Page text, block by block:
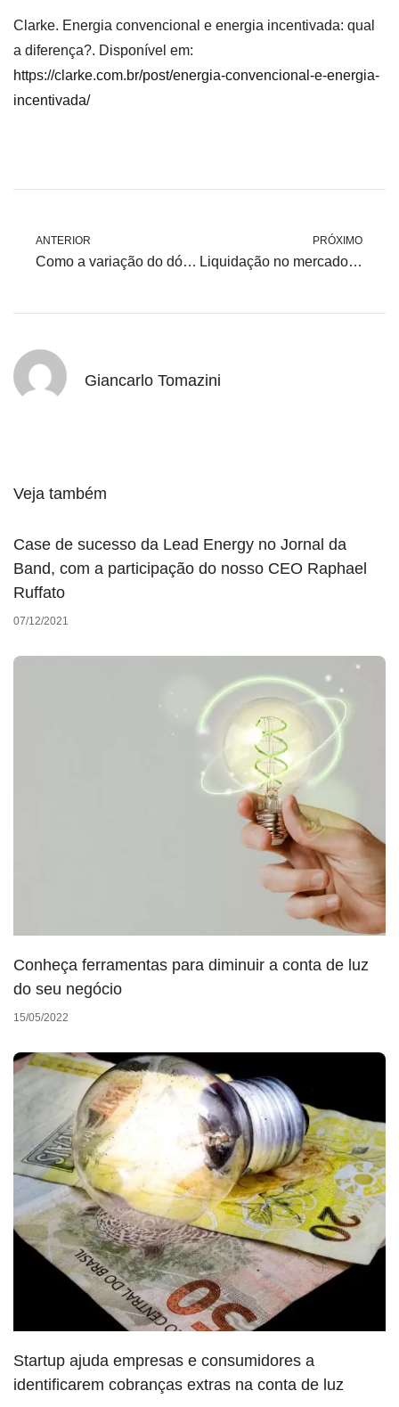
Clarke. Energia convencional e energia incentivada: qual
a diferença?. Disponível em:
https://clarke.com.br/post/energia-convencional-e-energia-
incentivada/
ANTERIOR
Como a variação do dólar impacta contratos com energia de fronteira
PRÓXIMO
Liquidação no mercado de curto prazo: noções básicas para consumidores
Giancarlo Tomazini
Veja também
Case de sucesso da Lead Energy no Jornal da
Band, com a participação do nosso CEO Raphael
Ruffato
07/12/2021
Conheça ferramentas para diminuir a conta de luz
do seu negócio
15/05/2022
Startup ajuda empresas e consumidores a
identificarem cobranças extras na conta de luz